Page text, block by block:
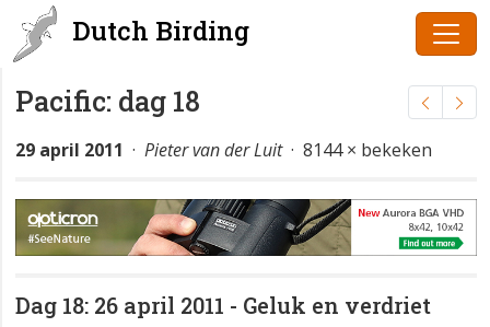
Dutch Birding
Pacific: dag 18
29 april 2011 · Pieter van der Luit· 8144 × bekeken
Dag 18: 26 april 2011 - Geluk en verdriet